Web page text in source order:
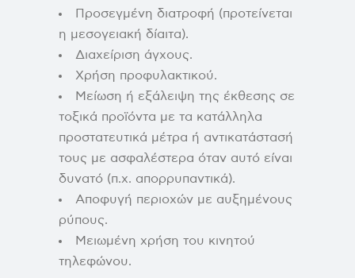
Προσεγμένη διατροφή (προτείνεται
η μεσογειακή δίαιτα).
Διαχείριση άγχους.
Χρήση προφυλακτικού.
Μείωση ή εξάλειψη της έκθεσης σε
τοξικά προϊόντα με τα κατάλληλα
προστατευτικά μέτρα ή αντικατάστασή
τους με ασφαλέστερα όταν αυτό είναι
δυνατό (π.χ. απορρυπαντικά).
Αποφυγή περιοχών με αυξημένους
ρύπους.
Μειωμένη χρήση του κινητού
τηλεφώνου.